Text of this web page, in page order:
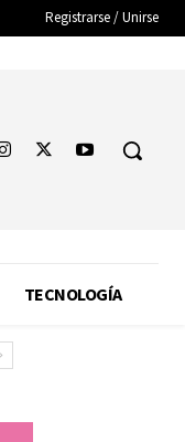
Registrarse / Unirse
TECNOLOGÍA